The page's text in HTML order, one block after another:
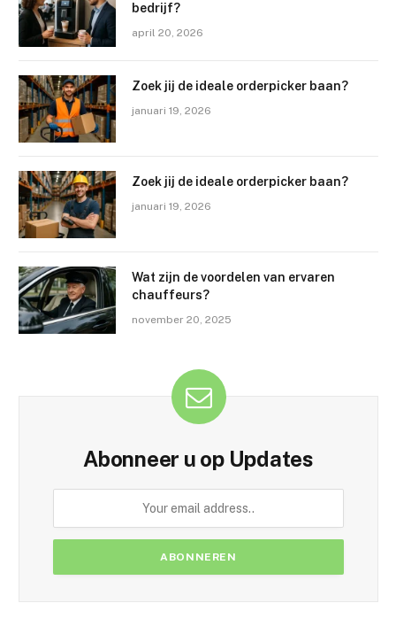
bedrijf?
april 20, 2026
Zoek jij de ideale orderpicker baan?
januari 19, 2026
Zoek jij de ideale orderpicker baan?
januari 19, 2026
Wat zijn de voordelen van ervaren
chauffeurs?
november 20, 2025
Abonneer u op Updates